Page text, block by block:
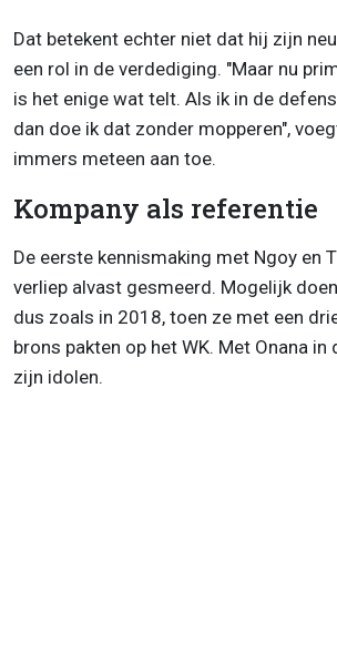
Dat betekent echter niet dat hij zijn
een rol in de verdediging. "Maar nu
is het enige wat telt. Als ik in de
dan doe ik dat zonder mopperen",
immers meteen aan toe.
Kompany als referentie
De eerste kennismaking met Ngoy en
verliep alvast gesmeerd. Mogelijk
dus zoals in 2018, toen ze met een
brons pakten op het WK. Met Onana in
zijn idolen.